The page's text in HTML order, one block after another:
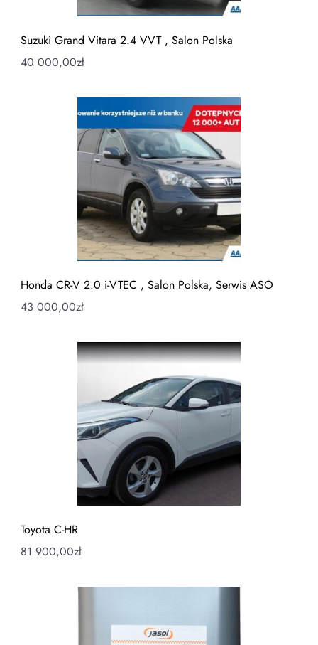
Suzuki Grand Vitara 2.4 VVT , Salon Polska
40 000,00zł
Honda CR-V 2.0 i-VTEC , Salon Polska, Serwis ASO
43 000,00zł
Toyota C-HR
81 900,00zł